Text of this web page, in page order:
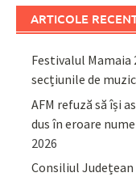
ARTICOLE
Festivalul
secțiunile de
AFM refuză să își
dus în eroare
2026
Consiliul